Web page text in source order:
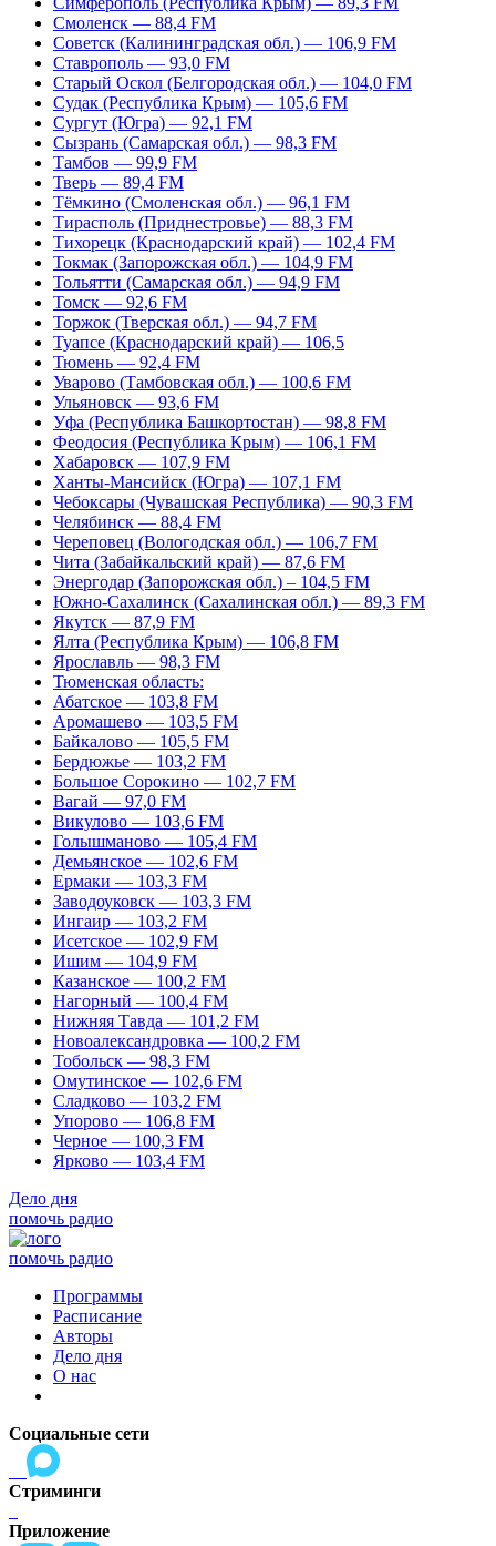
Смоленск — 88,4 FM
Советск (Калининградская обл.) — 106,9 FM
Ставрополь — 93,0 FM
Старый Оскол (Белгородская обл.) — 104,0 FM
Судак (Республика Крым) — 105,6 FM
Сургут (Югра) — 92,1 FM
Сызрань (Самарская обл.) — 98,3 FM
Тамбов — 99,9 FM
Тверь — 89,4 FM
Тёмкино (Смоленская обл.) — 96,1 FM
Тирасполь (Приднестровье) — 88,3 FM
Тихорецк (Краснодарский край) — 102,4 FM
Токмак (Запорожская обл.) — 104,9 FM
Тольятти (Самарская обл.) — 94,9 FM
Томск — 92,6 FM
Торжок (Тверская обл.) — 94,7 FM
Туапсе (Краснодарский край) — 106,5
Тюмень — 92,4 FM
Уварово (Тамбовская обл.) — 100,6 FM
Ульяновск — 93,6 FM
Уфа (Республика Башкортостан) — 98,8 FM
Феодосия (Республика Крым) — 106,1 FM
Хабаровск — 107,9 FM
Ханты-Мансийск (Югра) — 107,1 FM
Чебоксары (Чувашская Республика) — 90,3 FM
Челябинск — 88,4 FM
Череповец (Вологодская обл.) — 106,7 FM
Чита (Забайкальский край) — 87,6 FM
Энергодар (Запорожская обл.) – 104,5 FM
Южно-Сахалинск (Сахалинская обл.) — 89,3 FM
Якутск — 87,9 FM
Ялта (Республика Крым) — 106,8 FM
Ярославль — 98,3 FM
Тюменская область:
Абатское — 103,8 FM
Аромашево — 103,5 FM
Байкалово — 105,5 FM
Бердюжье — 103,2 FM
Большое Сорокино — 102,7 FM
Вагай — 97,0 FM
Викулово — 103,6 FM
Голышманово — 105,4 FM
Демьянское — 102,6 FM
Ермаки — 103,3 FM
Заводоуковск — 103,3 FM
Ингаир — 103,2 FM
Исетское — 102,9 FM
Ишим — 104,9 FM
Казанское — 100,2 FM
Нагорный — 100,4 FM
Нижняя Тавда — 101,2 FM
Новоалександровка — 100,2 FM
Тобольск — 98,3 FM
Омутинское — 102,6 FM
Сладково — 103,2 FM
Упорово — 106,8 FM
Черное — 100,3 FM
Ярково — 103,4 FM
Дело дня
помочь радио
помочь радио
Программы
Расписание
Авторы
Дело дня
О нас
Социальные сети
Стриминги
Приложение